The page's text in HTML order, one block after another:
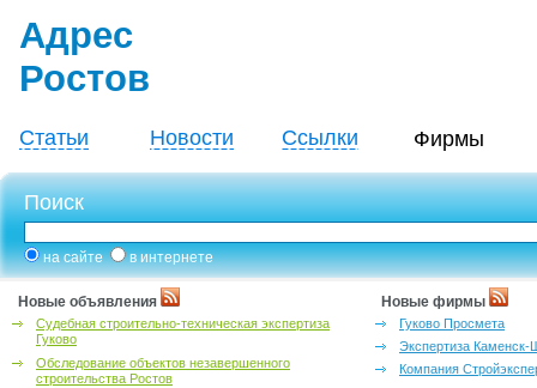
Адрес
Ростов
Статьи Новости Ссылки Фирмы
Поиск
на сайте в интернете
Новые объявления
Судебная строительно-техническая экспертиза
Гуково
Обследование объектов незавершенного
строительства Ростов
Новые фирмы
Гуково Просмета
Экспертиза Каменск-
Компания